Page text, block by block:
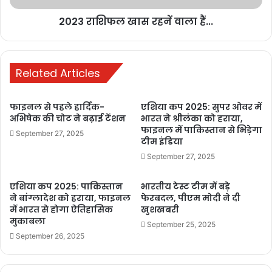
और 277 विदेशी खिलाड़ी शामिल है जिसमें अफगानिस्तान 14, ऑस्ट्रेलिया 57,
बांग्लादेश 6, इंग्लैंड 31, आयरलैंड 8, नामीबिया 5, नीदरलैंड 7, न्यूजीलैंड 27,
स्कॉटलैंड 2, दक्षिण अफ्रीका 52, श्रीलंका 23, संयुक्त अरब अमीरत 6,
वेस्टइंडीज 33 और जिम्बाब्वे 6 खिलाडी शामिल हैं
प्रत्येक फ्रेंचाइजी को अपने टीम में 25 खिलाडियों को रखना होगा मीडिया रिपोर्ट
के मुताबिक 2 करोड़ के बेस प्राइस मे 21 खिलाडी और 1.5 करोड़ के बेस प्राइस
में 10 खिलाडी 1 करोड़ की बेस प्राइस में कुल 24 खिलाडियों ने अपना नाम
रजिस्टर कराया हैं
2023 राशिफल खास रहनें वाला हैं...
Related Articles
फाइनल से पहले हार्दिक-
अभिषेक की चोट ने बढ़ाई टेंशन
September 27, 2025
एशिया कप 2025: सुपर ओवर में
भारत ने श्रीलंका को हराया,
फाइनल में पाकिस्तान से भिड़ेगा
टीम इंडिया
September 27, 2025
एशिया कप 2025: पाकिस्तान
ने बांग्लादेश को हराया, फाइनल
में भारत से होगा ऐतिहासिक
मुकाबला
September 26, 2025
भारतीय टेस्ट टीम में बड़े
फेरबदल, पीएम मोदी ने दी
खुशखबरी
September 25, 2025